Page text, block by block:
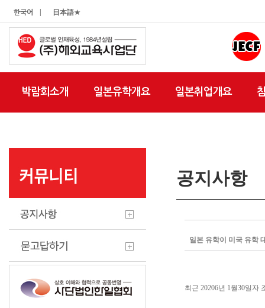
한국어 日本語★
박람회소개 일본유학개요 일본취업개요
공지사항
일본 유학이 미국 유학
최근 20206년 1월30일자